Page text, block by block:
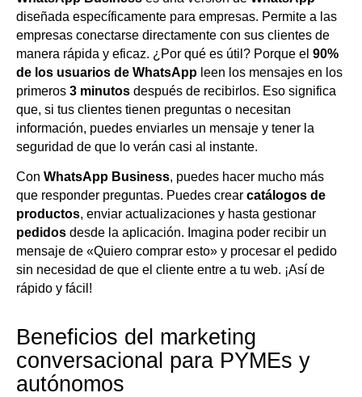
diseñada específicamente para empresas. Permite a las
empresas conectarse directamente con sus clientes de
manera rápida y eficaz. ¿Por qué es útil? Porque el 90%
de los usuarios de WhatsApp leen los mensajes en los
primeros 3 minutos después de recibirlos. Eso significa
que, si tus clientes tienen preguntas o necesitan
información, puedes enviarles un mensaje y tener la
seguridad de que lo verán casi al instante.
Con WhatsApp Business, puedes hacer mucho más
que responder preguntas. Puedes crear catálogos de
productos, enviar actualizaciones y hasta gestionar
pedidos desde la aplicación. Imagina poder recibir un
mensaje de «Quiero comprar esto» y procesar el pedido
sin necesidad de que el cliente entre a tu web. ¡Así de
rápido y fácil!
Beneficios del marketing
conversacional para PYMEs y
autónomos